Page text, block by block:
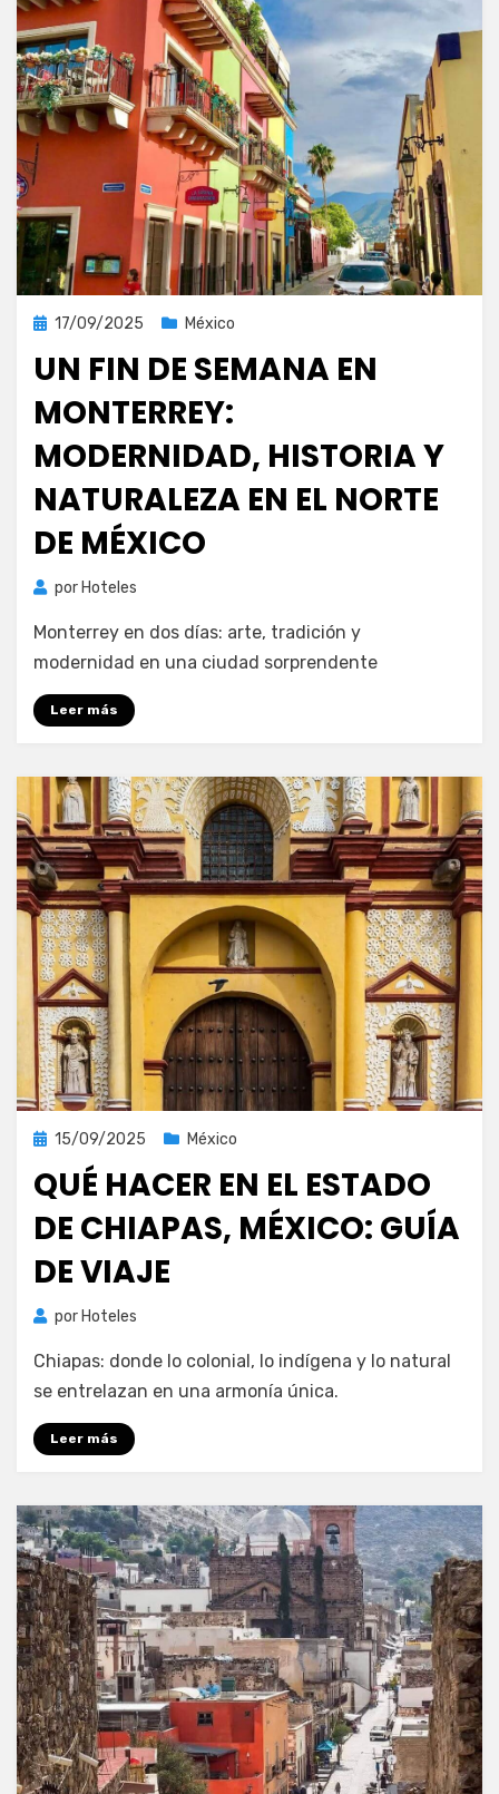
Publicada
17/09/2025 México
UN FIN DE SEMANA EN
MONTERREY:
MODERNIDAD, HISTORIA Y
NATURALEZA EN EL NORTE
DE MÉXICO
por Hoteles
Monterrey en dos días: arte, tradición y
modernidad en una ciudad sorprendente
Leer más
Publicada
15/09/2025 México
QUÉ HACER EN EL ESTADO
DE CHIAPAS, MÉXICO: GUÍA
DE VIAJE
por Hoteles
Chiapas: donde lo colonial, lo indígena y lo natural
se entrelazan en una armonía única.
Leer más